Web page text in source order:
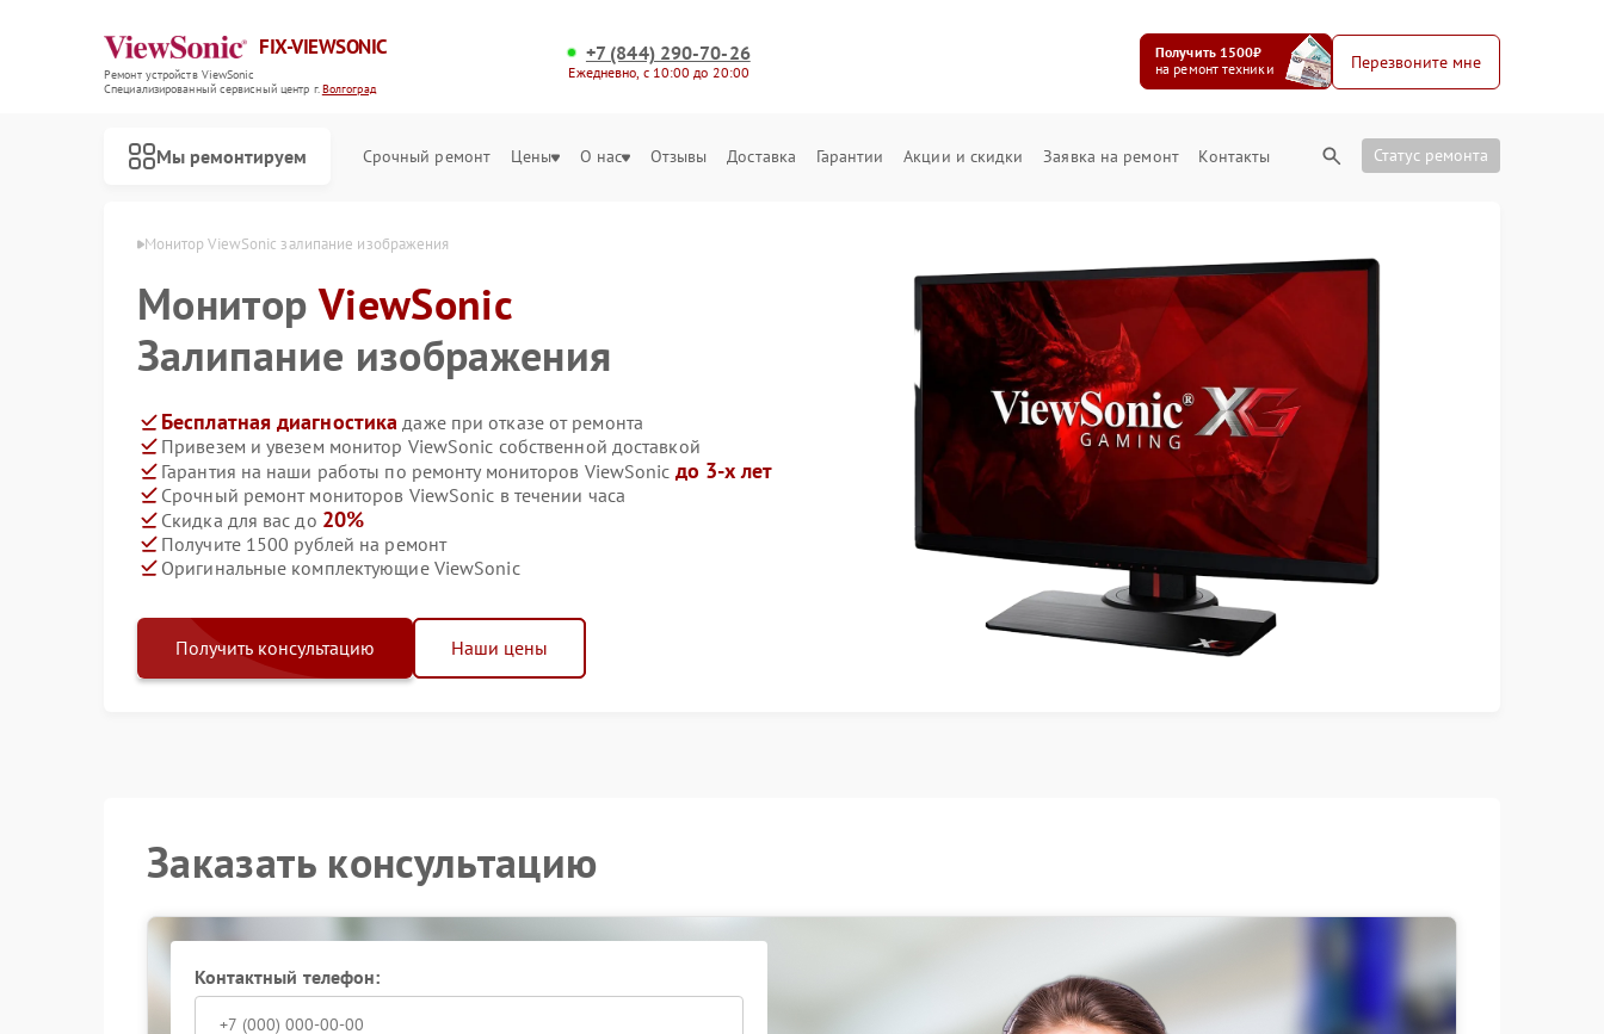
FIX-VIEWSONIC
Ремонт устройств ViewSonic
Специализированный cервисный центр г.Волгоград
+7 (844) 290-70-26
Ежедневно, с 10:00 до 20:00
Получить 1500₽
на ремонт техники
Перезвоните мне
Мы ремонтируем Срочный ремонт Цены О нас Отзывы Доставка Гарантии Акции и скидки Заявка на ремонт Контакты Статус ремонта
Монитор ViewSonic залипание изображения
МониторViewSonic
Залипание изображения
Бесплатная диагностика даже при отказе от ремонта
Привезем и увезем монитор ViewSonic собственной доставкой
Гарантия на наши работы по ремонту мониторов ViewSonic до 3-х лет
Срочный ремонт мониторов ViewSonic в течении часа
Скидка для вас до 20%
Получите 1500 рублей на ремонт
Оригинальные комплектующие ViewSonic
Получить консультацию Наши цены
Заказать консультацию
Контактный телефон: